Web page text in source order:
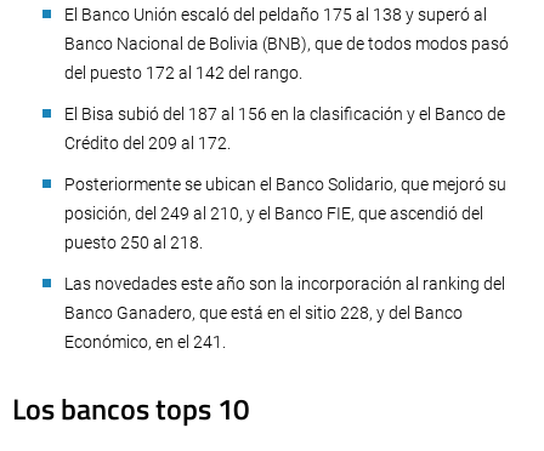
El Banco Unión escaló del peldaño 175 al 138 y superó al
Banco Nacional de Bolivia (BNB), que de todos modos pasó
del puesto 172 al 142 del rango.
El Bisa subió del 187 al 156 en la clasificación y el Banco de
Crédito del 209 al 172.
Posteriormente se ubican el Banco Solidario, que mejoró su
posición, del 249 al 210, y el Banco FIE, que ascendió del
puesto 250 al 218.
Las novedades este año son la incorporación al ranking del
Banco Ganadero, que está en el sitio 228, y del Banco
Económico, en el 241.
Los bancos tops 10